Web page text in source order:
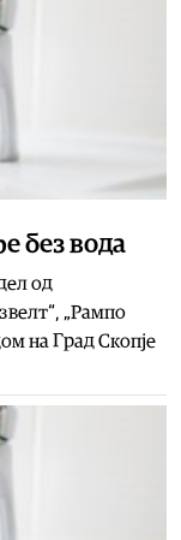
без вода
од
„Рампо
на Град Скопје